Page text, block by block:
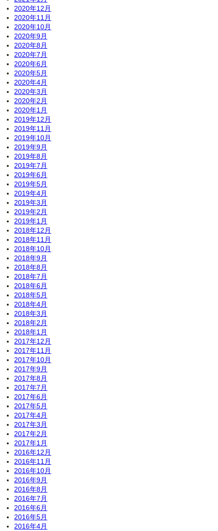
2020年12月
2020年11月
2020年10月
2020年9月
2020年8月
2020年7月
2020年6月
2020年5月
2020年4月
2020年3月
2020年2月
2020年1月
2019年12月
2019年11月
2019年10月
2019年9月
2019年8月
2019年7月
2019年6月
2019年5月
2019年4月
2019年3月
2019年2月
2019年1月
2018年12月
2018年11月
2018年10月
2018年9月
2018年8月
2018年7月
2018年6月
2018年5月
2018年4月
2018年3月
2018年2月
2018年1月
2017年12月
2017年11月
2017年10月
2017年9月
2017年8月
2017年7月
2017年6月
2017年5月
2017年4月
2017年3月
2017年2月
2017年1月
2016年12月
2016年11月
2016年10月
2016年9月
2016年8月
2016年7月
2016年6月
2016年5月
2016年4月